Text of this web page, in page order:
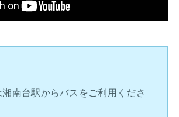
南台駅からバスをご利用くださ